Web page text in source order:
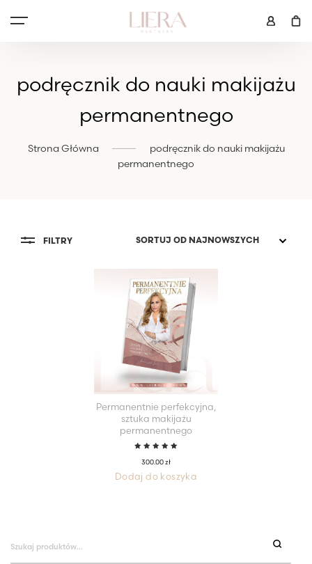
podręcznik do nauki makijażu
permanentnego
Strona Główna
podręcznik do nauki makijażu
permanentnego
FILTRY
Permanentnie perfekcyjna,
sztuka makijażu
permanentnego
5.00na
300.00zł
Dodaj do koszyka
Szukaj: